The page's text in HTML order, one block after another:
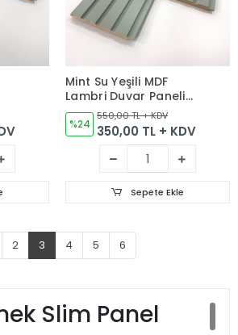
Mint Su Yeşili MDF
Lambri Duvar Paneli
15cm
%24
550,00 TL + KDV
350,00 TL + KDV
Sepete Ekle
2 3 4 5 6
Slim Panel